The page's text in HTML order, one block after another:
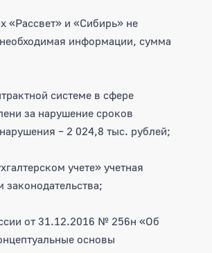
«Рассвет» и «Сибирь» не
информации, сумма
системе в сфере
за нарушение сроков
– 2 024,8 тыс. рублей;
учете» учетная
от 31.12.2016 № 256н «Об
основы